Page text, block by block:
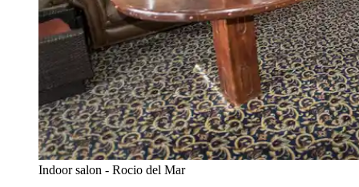
Indoor salon - Rocio del Mar